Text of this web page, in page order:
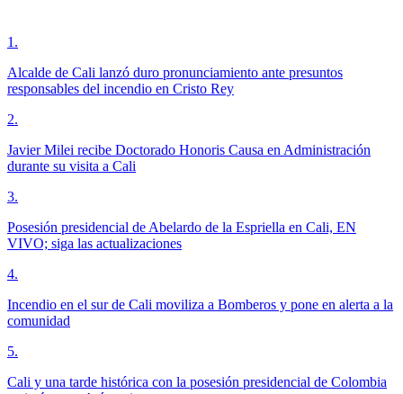
1 .
Alcalde de Cali lanzó duro pronunciamiento ante presuntos
responsables del incendio en Cristo Rey
2.
Javier Milei recibe Doctorado Honoris Causa en Administración
durante su visita a Cali
3.
Posesión presidencial de Abelardo de la Espriella en Cali, EN
VIVO; siga las actualizaciones
4.
Incendio en el sur de Cali moviliza a Bomberos y pone en alerta a la
comunidad
5.
Cali y una tarde histórica con la posesión presidencial de Colombia